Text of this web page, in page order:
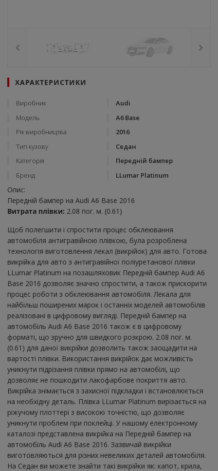
ХАРАКТЕРИСТИКИ
Виробник
Audi
Модель
A6 Base
Рік виробництва
2016
Тип кузову
Седан
Категорія
Передній бампер
Бренд
LLumar Platinum
Опис:
Передній бампер на Audi A6 Base 2016
Витрата плівки: 2.08 пог. м. (0.61)
Щоб полегшити і спростити процес обклеювання
автомобіля антигравійною плівкою, була розроблена
технологія виготовлення лекал (викрійок) для авто. Готова
викрійка для авто з антигравійної поліуретанової плівки
LLumar Platinum на позашляховик Передній бампер Audi A6
Base 2016 дозволяє значно спростити, а також прискорити
процес роботи з обклеювання автомобіля. Лекала для
найбільш поширених марок і останніх моделей автомобілів
реалізовані в цифровому вигляді. Передній бампер на
автомобіль Audi A6 Base 2016 також є в цифровому
форматі, що зручно для швидкого розкрою. 2.08 пог. м.
(0.61) для даної викрійки дозволить також заощадити на
вартості плівки. Використання викрійок дає можливість
уникнути підрізання плівки прямо на автомобілі, що
дозволяє не пошкодити лакофарбове покриття авто.
Викрійка знімається з захисної підкладки і встановлюється
на необхідну деталь. Плівка LLumar Platinum вирізається на
ріжучому плоттері з високою точністю, що дозволяє
уникнути проблем при поклейці. У нашому електронному
каталозі представлена ​​викрійка на Передній бампер на
автомобіль Audi A6 Base 2016. Зазвичай викрійки
виготовляються для різних невеликих деталей автомобіля.
На Седан ви можете знайти такі викрійки як: капот, крила,